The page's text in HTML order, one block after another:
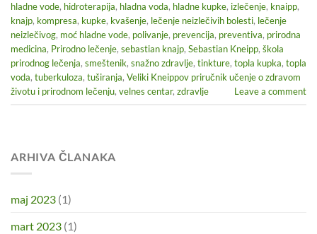
hladne vode, hidroterapija, hladna voda, hladne kupke, izlečenje, knaipp,
knajp, kompresa, kupke, kvašenje, lečenje neizlečivih bolesti, lečenje
neizlečivog, moć hladne vode, polivanje, prevencija, preventiva, prirodna
medicina, Prirodno lečenje, sebastian knajp, Sebastian Kneipp, škola
prirodnog lečenja, smeštenik, snažno zdravlje, tinkture, topla kupka, topla
voda, tuberkuloza, tuširanja, Veliki Kneippov priručnik učenje o zdravom
životu i prirodnom lečenju, velnes centar, zdravlje Leave a comment
ARHIVA ČLANAKA
maj 2023 (1)
mart 2023 (1)